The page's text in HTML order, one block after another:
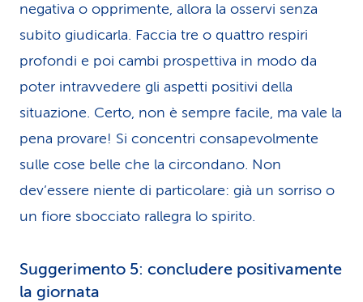
negativa o opprimente, allora la osservi senza
subito giudicarla. Faccia tre o quattro respiri
profondi e poi cambi prospettiva in modo da
poter intravvedere gli aspetti positivi della
situazione. Certo, non è sempre facile, ma vale la
pena provare! Si concentri consapevolmente
sulle cose belle che la circondano. Non
dev’essere niente di particolare: già un sorriso o
un fiore sbocciato rallegra lo spirito.
Suggerimento 5: concludere positivamente
la giornata